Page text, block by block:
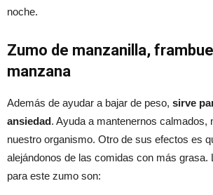
noche.
Zumo de manzanilla,
manzana
Además de ayudar a bajar de peso, sirve
ansiedad. Ayuda a mantenernos calmados,
nuestro organismo. Otro de sus efectos es
alejándonos de las comidas con más grasa.
para este zumo son: